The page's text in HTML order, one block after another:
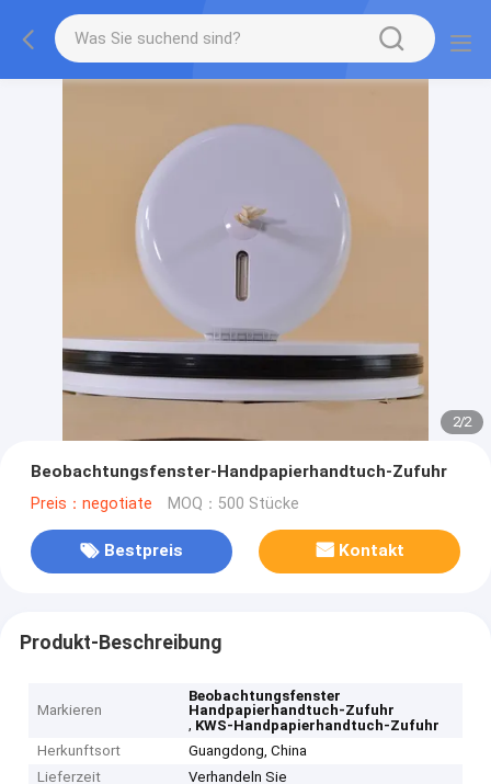
2/2
Beobachtungsfenster-Handpapierhandtuch-Zufuhr
Preis：negotiate MOQ：500 Stücke
Bestpreis Kontakt
Produkt-Beschreibung
Markieren
Beobachtungsfenster
Handpapierhandtuch-Zufuhr
, KWS-Handpapierhandtuch-Zufuhr
Herkunftsort
Guangdong, China
Lieferzeit
Verhandeln Sie